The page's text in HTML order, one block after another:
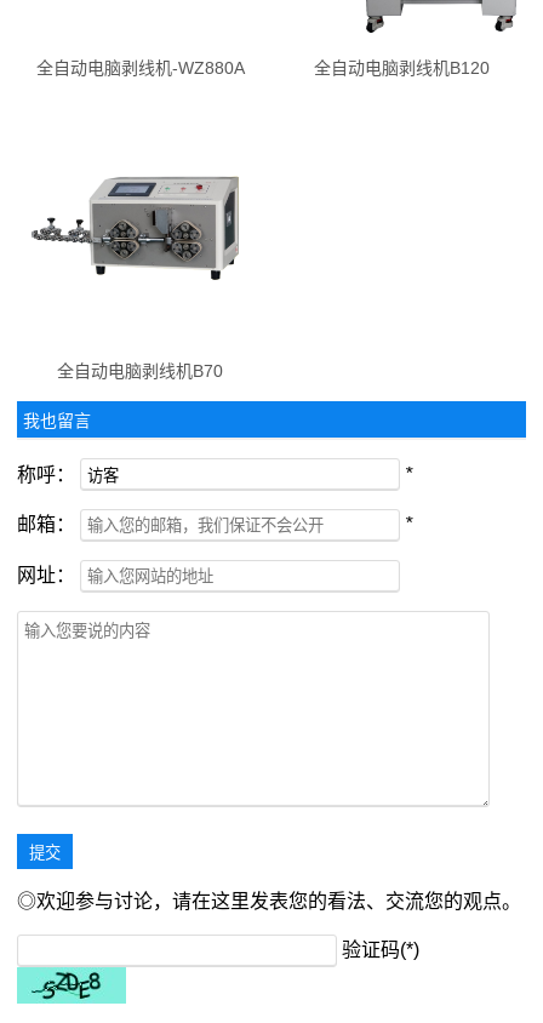
全自动电脑剥线机-WZ880A 全自动电脑剥线机B120
全自动电脑剥线机B70
我也留言
称呼： *
邮箱： *
网址：
◎欢迎参与讨论，请在这里发表您的看法、交流您的观点。
验证码(*)